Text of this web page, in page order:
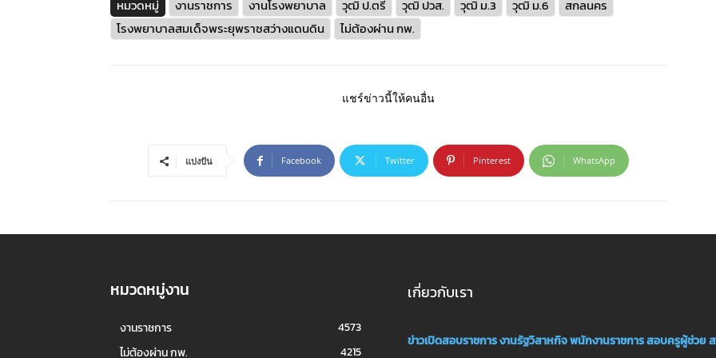
หมวดหมู่ งานราชการ งานโรงพยาบาล วุฒิ ป.ตรี วุฒิ ปวส. วุฒิ ม.3 วุฒิ ม.6
สกลนคร
โรงพยาบาลสมเด็จพระยุพราชสว่างแดนดิน
ไม่ต้องผ่าน กพ.
แชร์ข่าวนี้ให้คนอื่น
แบ่งปัน Facebook Twitter Pinterest WhatsApp
หมวดหมู่งาน
งานราชการ
4573
ไม่ต้องผ่าน กพ.
4215
เกี่ยวกับเรา
ข่าวเปิดสอบราชการงานรัฐวิสาหกิจพนักงานราชการสอบครูผู้ช่วย